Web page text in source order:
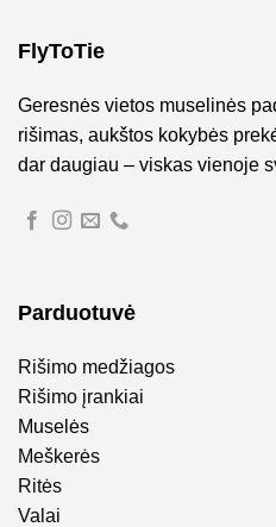
FlyToTie
Geresnės vietos muselinės
rišimas, aukštos kokybės
dar daugiau – viskas vienoje
Parduotuvė
Rišimo medžiagos
Rišimo įrankiai
Muselės
Meškerės
Ritės
Valai